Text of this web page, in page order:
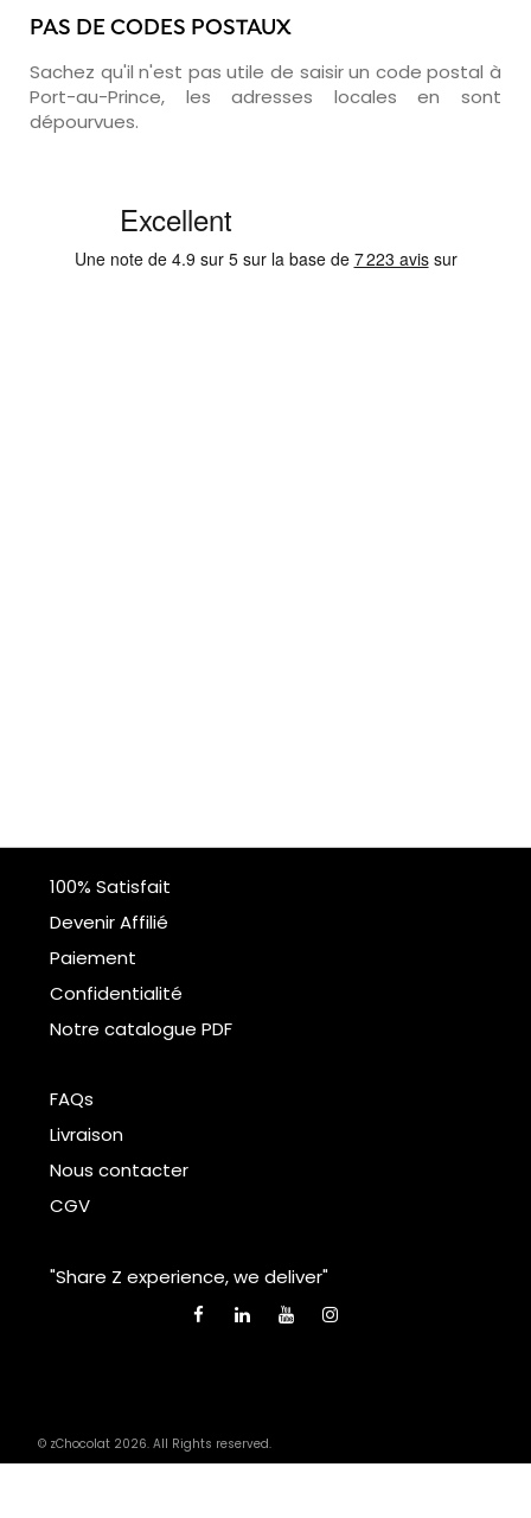
PAS DE CODES POSTAUX
Sachez qu'il n'est pas utile de saisir un code postal à
Port-au-Prince, les adresses locales en sont
dépourvues.
100% Satisfait
Devenir Affilié
Paiement
Confidentialité
Notre catalogue PDF
FAQs
Livraison
Nous contacter
CGV
"Share Z experience, we deliver"
© zChocolat 2026. All Rights reserved.